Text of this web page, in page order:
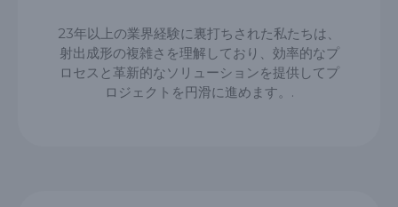
23年以上の業界経験に裏打ちされた私たちは、
射出成形の複雑さを理解しており、効率的なプ
ロセスと革新的なソリューションを提供してプ
ロジェクトを円滑に進めます。.